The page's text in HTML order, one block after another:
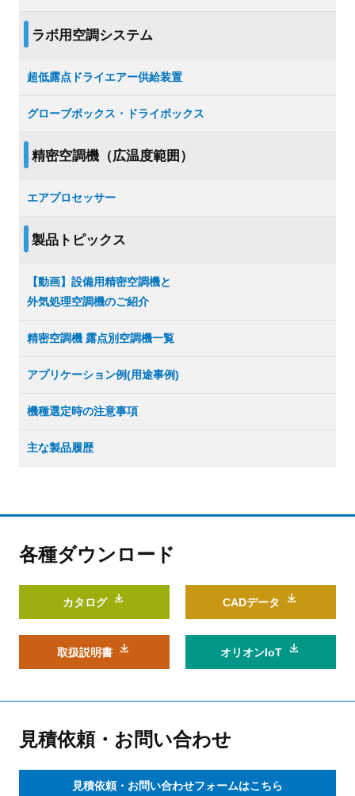
ラボ用空調システム
超低露点ドライエアー供給装置
グローブボックス・ドライボックス
精密空調機（広温度範囲）
エアプロセッサー
製品トピックス
【動画】設備用精密空調機と
外気処理空調機のご紹介
精密空調機 露点別空調機一覧
アプリケーション例(用途事例)
機種選定時の注意事項
主な製品履歴
各種ダウンロード
カタログ CADデータ
取扱説明書 オリオンIoT
見積依頼・お問い合わせ
見積依頼・お問い合わせフォームはこちら